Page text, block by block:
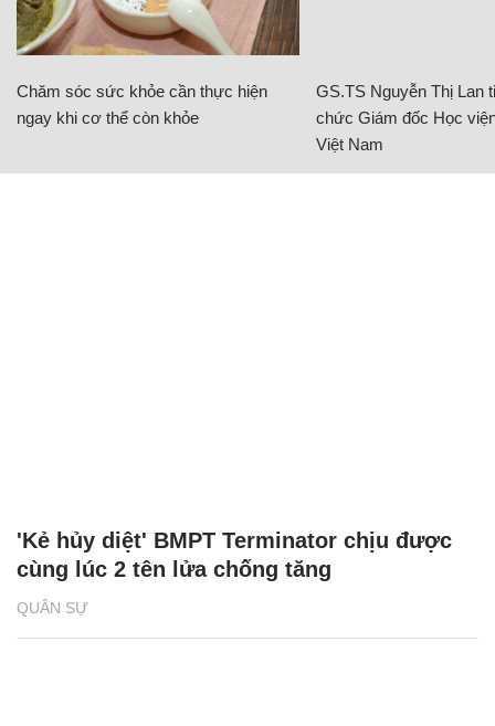
Chăm sóc sức khỏe cần thực hiện
ngay khi cơ thể còn khỏe
GS.TS Nguyễn Thị Lan
chức Giám đốc Học
Việt Nam
QUÂN SỰ
'Kẻ hủy diệt' BMPT Terminator chịu được
cùng lúc 2 tên lửa chống tăng